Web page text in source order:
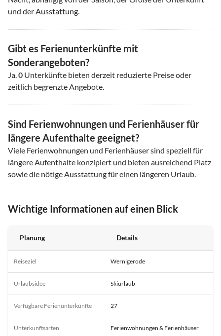
und der Ausstattung.
Gibt es Ferienunterkünfte mit
Sonderangeboten?
Ja.0 Unterkünfte bieten derzeit reduzierte Preise oder
zeitlich begrenzte Angebote.
Sind Ferienwohnungen und Ferienhäuser für
längere Aufenthalte geeignet?
Viele Ferienwohnungen und Ferienhäuser sind speziell für
längere Aufenthalte konzipiert und bieten ausreichend Platz
sowie die nötige Ausstattung für einen längeren Urlaub.
Wichtige Informationen auf einen Blick
Planung Details
Reiseziel Wernigerode
Urlaubsidee Skiurlaub
Verfügbare Ferienunterkünfte 27
Unterkunftsarten Ferienwohnungen & Ferienhäuser